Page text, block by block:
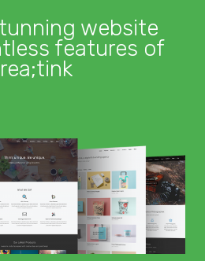
website
features of